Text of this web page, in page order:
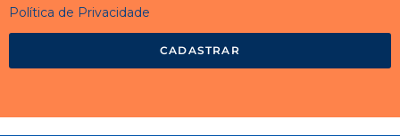
Política de Privacidade
CADASTRAR